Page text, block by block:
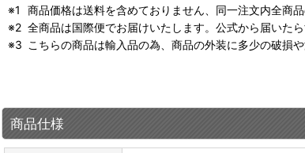
商品価格は送料を含めておりません、同一注文内全商
全商品は国際便でお届けいたします。公式から届いた
こちらの商品は輸入品の為、商品の外装に多少の破損
商品仕様